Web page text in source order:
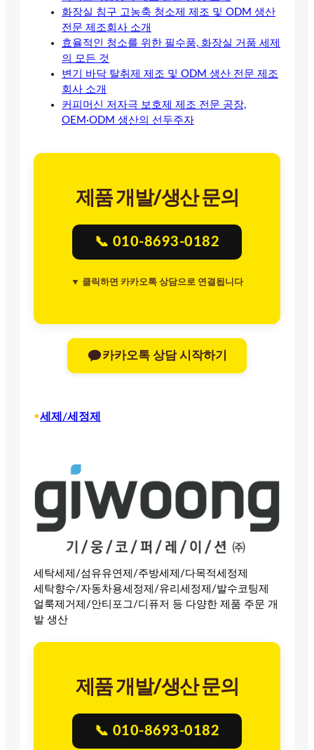
화장실 침구 고농축 청소제 제조 및 ODM 생산
전문 제조회사 소개
효율적인 청소를 위한 필수품, 화장실 거품 세제
의 모든 것
변기 바닥 탈취제 제조 및 ODM 생산 전문 제조
회사 소개
커피머신 저자극 보호제 제조 전문 공장,
OEM·ODM 생산의 선두주자
제품 개발/생산 문의
📞 010-8693-0182
▼ 클릭하면 카카오톡 상담으로 연결됩니다
카카오톡 상담 시작하기
•세제/세정제
세탁세제/섬유유연제/주방세제/다목적세정제
세탁향수/자동차용세정제/유리세정제/발수코팅제
얼룩제거제/안티포그/디퓨저 등 다양한 제품 주문 개
발 생산
제품 개발/생산 문의
📞 010-8693-0182